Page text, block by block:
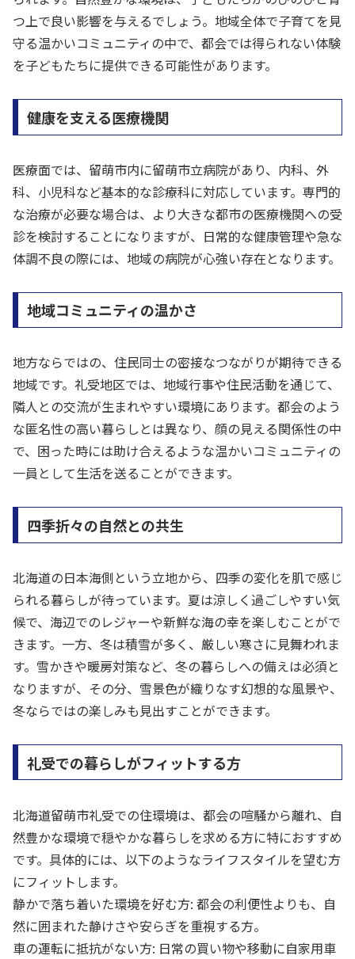
つ上で良い影響を与えるでしょう。地域全体で子育てを見
守る温かいコミュニティの中で、都会では得られない体験
を子どもたちに提供できる可能性があります。
健康を支える医療機関
医療面では、留萌市内に留萌市立病院があり、内科、外
科、小児科など基本的な診療科に対応しています。専門的
な治療が必要な場合は、より大きな都市の医療機関への受
診を検討することになりますが、日常的な健康管理や急な
体調不良の際には、地域の病院が心強い存在となります。
地域コミュニティの温かさ
地方ならではの、住民同士の密接なつながりが期待できる
地域です。礼受地区では、地域行事や住民活動を通じて、
隣人との交流が生まれやすい環境にあります。都会のよう
な匿名性の高い暮らしとは異なり、顔の見える関係性の中
で、困った時には助け合えるような温かいコミュニティの
一員として生活を送ることができます。
四季折々の自然との共生
北海道の日本海側という立地から、四季の変化を肌で感じ
られる暮らしが待っています。夏は涼しく過ごしやすい気
候で、海辺でのレジャーや新鮮な海の幸を楽しむことがで
きます。一方、冬は積雪が多く、厳しい寒さに見舞われま
す。雪かきや暖房対策など、冬の暮らしへの備えは必須と
なりますが、その分、雪景色が織りなす幻想的な風景や、
冬ならではの楽しみも見出すことができます。
礼受での暮らしがフィットする方
北海道留萌市礼受での住環境は、都会の喧騒から離れ、自
然豊かな環境で穏やかな暮らしを求める方に特におすすめ
です。具体的には、以下のようなライフスタイルを望む方
にフィットします。
静かで落ち着いた環境を好む方: 都会の利便性よりも、自
然に囲まれた静けさや安らぎを重視する方。
車の運転に抵抗がない方: 日常の買い物や移動に自家用車